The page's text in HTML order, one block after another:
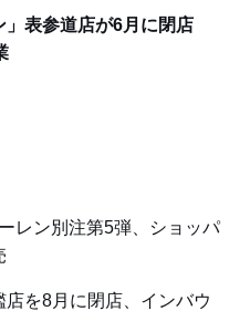
」表参道店が6月に閉店
レン別注第5弾、ショッパ
店を8月に閉店、インバウ